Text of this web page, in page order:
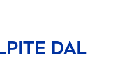
DAL